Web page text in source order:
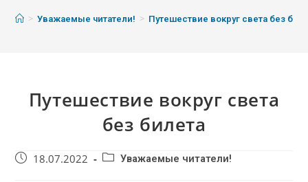
> Уважаемые читатели! > Путешествие вокруг света без
Путешествие вокруг света
без билета
18.07.2022 Уважаемые читатели!